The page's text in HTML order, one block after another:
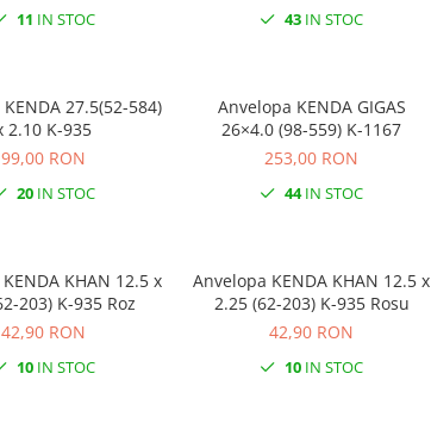
11 IN STOC 43 IN STOC
27.5(52-584)
2.10 K-935
99,00 RON
20 IN STOC
Anvelopa KENDA GIGAS
26×4.0 (98-559) K-1167
253,00 RON
44IN STOC
KHAN 12.5 x
203) K-935 Roz
42,90 RON
10 IN STOC
Anvelopa KENDA KHAN 12.5 x
2.25 (62-203) K-935 Rosu
42,90 RON
10 IN STOC